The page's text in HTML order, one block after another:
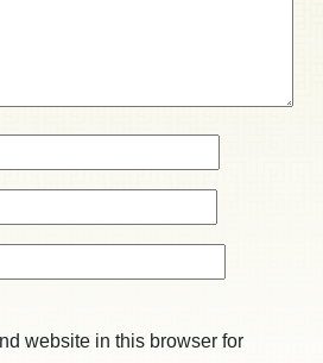
website in this browser for